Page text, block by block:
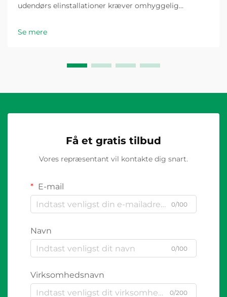
udendørs elinstallationer kræver omhyggelig
Udendørs miljøer stiller unikke udfordringer...
Se mere
Få et gratis tilbud
Vores repræsentant vil kontakte dig snart.
E-mail
0/100
Navn
0/100
Virksomhedsnavn
0/200